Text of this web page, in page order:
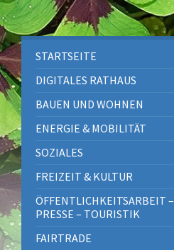
STARTSEITE
DIGITALES RATHAUS
BAUEN UND WOHNEN
ENERGIE & MOBILITÄT
SOZIALES
FREIZEIT & KULTUR
ÖFFENTLICHKEITSARBEIT –
PRESSE – TOURISTIK
FAIRTRADE